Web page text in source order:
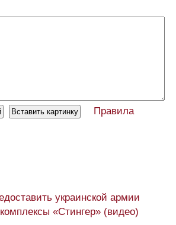
Правила
украинской армии
«Стингер» (видео)